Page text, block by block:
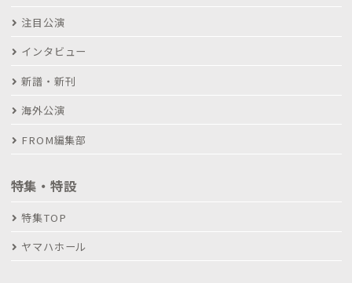
注目公演
インタビュー
新譜・新刊
海外公演
FROM編集部
特集・特設
特集TOP
ヤマハホール